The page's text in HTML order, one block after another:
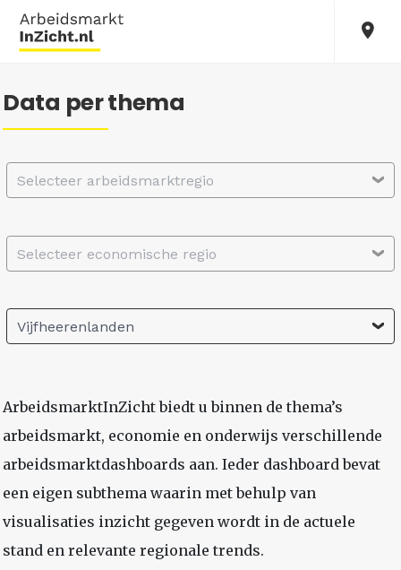
Data per thema
Selecteer arbeidsmarktregio
Selecteer economische regio
Vijfheerenlanden
ArbeidsmarktInZicht biedt u binnen de thema’s
arbeidsmarkt, economie en onderwijs verschillende
arbeidsmarktdashboards aan. Ieder dashboard bevat
een eigen subthema waarin met behulp van
visualisaties inzicht gegeven wordt in de actuele
stand en relevante regionale trends.